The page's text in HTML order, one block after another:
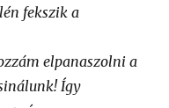
fekszik a
elpanaszolni a
Így